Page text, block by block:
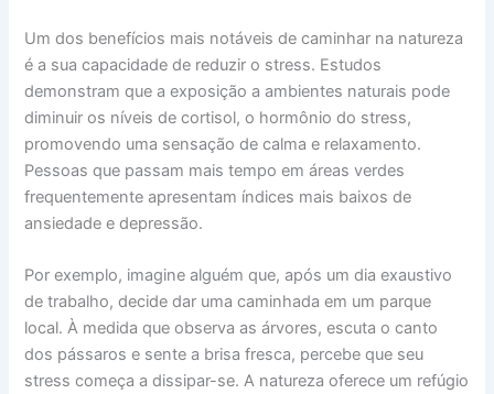
Um dos benefícios mais notáveis de caminhar na natureza
é a sua capacidade de reduzir o stress. Estudos
demonstram que a exposição a ambientes naturais pode
diminuir os níveis de cortisol, o hormônio do stress,
promovendo uma sensação de calma e relaxamento.
Pessoas que passam mais tempo em áreas verdes
frequentemente apresentam índices mais baixos de
ansiedade e depressão.
Por exemplo, imagine alguém que, após um dia exaustivo
de trabalho, decide dar uma caminhada em um parque
local. À medida que observa as árvores, escuta o canto
dos pássaros e sente a brisa fresca, percebe que seu
stress começa a dissipar-se. A natureza oferece um refúgio